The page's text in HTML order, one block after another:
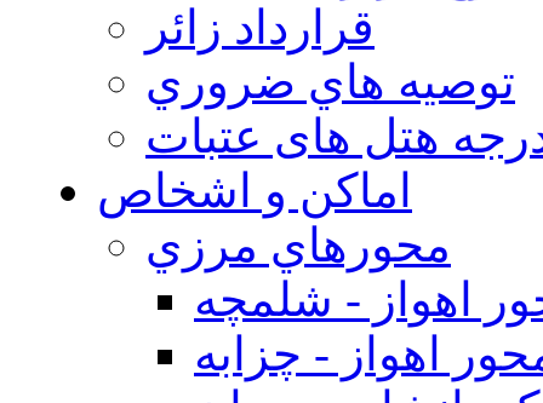
قرارداد زائر
توصيه هاي ضروري
هتل های عتبات
اماکن و اشخاص
محورهاي مرزي
اهواز - شلمچه
اهواز - چزابه